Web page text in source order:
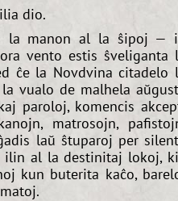
dio.
la manon al la ŝipoj —
vento estis ŝveliganta
ĉe la Novdvina citadelo
vualo de malhela
paroloj, komencis
matrosojn,
laŭ ŝtuparoj per
ilin al la destinitaj lokoj,
kun buterita kaĉo,